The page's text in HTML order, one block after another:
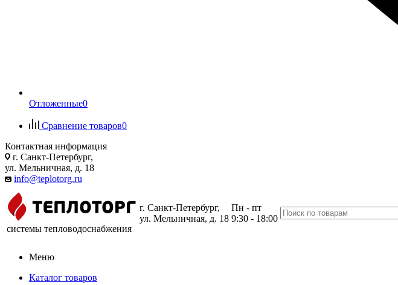
Отложенные0
Сравнение товаров0
Контактная информация
г. Санкт-Петербург,
ул. Мельничная, д. 18
info@teplotorg.ru
системы тепловодоснабжения
г. Санкт-Петербург,
ул. Мельничная, д. 18
Пн - пт
9:30 - 18:00
Меню
Каталог товаров